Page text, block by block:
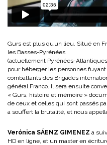
Gurs est plus qu’un lieu. Situé en
les Basses-Pyrénées
(actuellement Pyrénées-
pour héberger les personnes fuyant
combattants des Brigades
général Franco. Il sera ensuite
« Gurs, histoire et mémoire »
de ceux et celles qui sont passés
a souffert la brutalité, et nous
Verónica SÁENZ GIMENEZ a
HD en ligne, et un master en